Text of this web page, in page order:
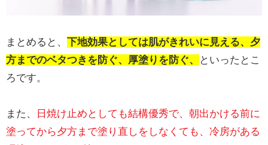
まとめると、 下地効果としては肌がきれいに見える、夕
方までのベタつきを防ぐ、厚塗りを防ぐ、
といったとこ
ろです。
また、
日焼け止めとしても結構優秀で、朝出かける前に
塗ってから夕方まで塗り直しをしなくても、冷房がある